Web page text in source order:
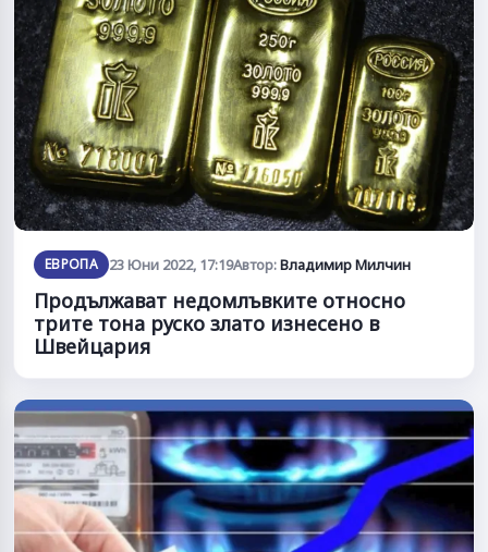
ЕВРОПА 23 Юни 2022, 17:19Автор:Владимир Милчин
Продължават недомлъвките относно
трите тона руско злато изнесено в
Швейцария